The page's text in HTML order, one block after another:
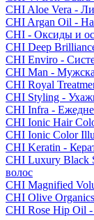
CHI Aloe Vera -
CHI Argan Oil -
CHI - Оксиды и
CHI Deep
CHI Enviro -
CHI Man -
CHI Royal
CHI Styling -
CHI Infra -
CHI Ionic Hair
CHI Ionic Color
CHI Keratin -
CHI Luxury Black
волос
CHI Magnified
CHI Olive
CHI Rose Hip Oil